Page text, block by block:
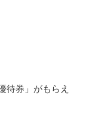
待券」がもらえ